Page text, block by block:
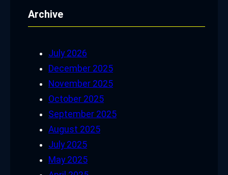
rArchive
July 2026
December 2025
November 2025
October 2025
September 2025
August 2025
July 2025
May 2025